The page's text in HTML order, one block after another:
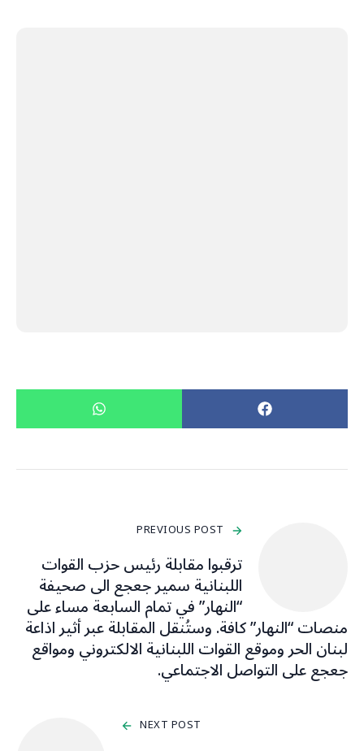
PREVIOUS POST
ترقبوا مقابلة رئيس حزب القوات
اللبنانية سمير جعجع الى صحيفة
“النهار” في تمام السابعة مساء على
منصات “النهار” كافة. وستُنقل المقابلة عبر أثير اذاعة
لبنان الحر وموقع القوات اللبنانية الالكتروني ومواقع
جعجع على التواصل الاجتماعي.
NEXT POST